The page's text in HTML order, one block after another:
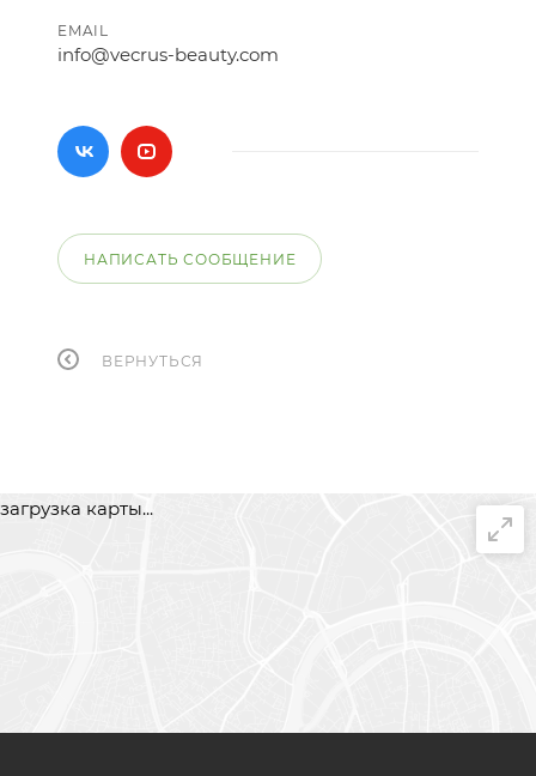
EMAIL
info@vecrus-beauty.com
НАПИСАТЬ СООБЩЕНИЕ
ВЕРНУТЬСЯ
загрузка карты...